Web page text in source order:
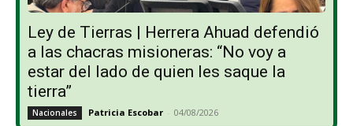
Ley de Tierras | Herrera Ahuad defendió
a las chacras misioneras: “No voy a
estar del lado de quien les saque la
tierra”
Nacionales Patricia Escobar - 04/08/2026